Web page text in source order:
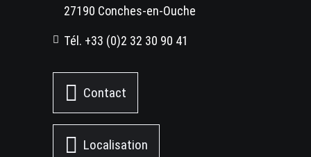
27190 Conches-en-Ouche
Tél. +33 (0)2 32 30 90 41
Contact
Localisation